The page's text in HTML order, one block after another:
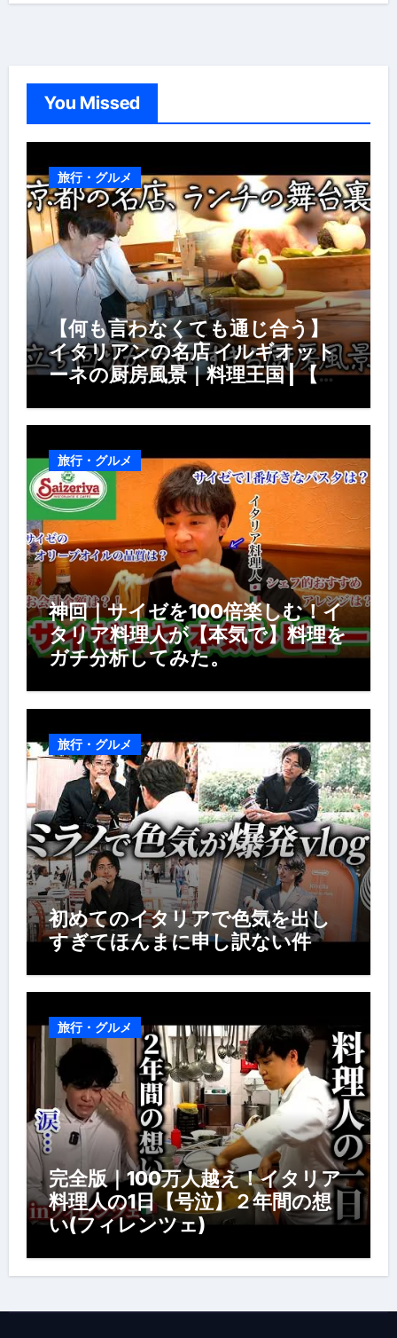
You Missed
旅行・グルメ
【何も言わなくても通じ合う】
イタリアンの名店 イルギオット
ーネの厨房風景｜料理王国 | 【厨
風景】
旅行・グルメ
神回｜サイゼを100倍楽しむ！イ
タリア料理人が【本気で】料理を
ガチ分析してみた。
旅行・グルメ
初めてのイタリアで色気を出し
すぎてほんまに申し訳ない件
旅行・グルメ
完全版｜100万人越え！イタリア
料理人の1日【号泣】２年間の想
い(フィレンツェ)